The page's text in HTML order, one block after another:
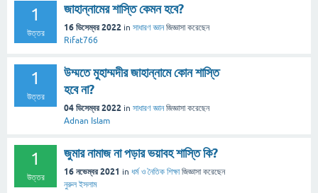
1
উত্তর
জাহান্নামের শাস্তি কেমন হবে?
16 ডিসেম্বর 2022 in সাধারণ জ্ঞান জিজ্ঞাসা করেছেন
Rifat766
1
উত্তর
উম্মতে মুহাম্মদীর জাহান্নামে কোন শাস্তি
হবে না?
04 ডিসেম্বর 2022 in সাধারণ জ্ঞান জিজ্ঞাসা করেছেন
Adnan Islam
1
উত্তর
জুমার নামাজ না পড়ার ভয়াবহ শাস্তি কি?
16 নভেম্বর 2021 in ধর্ম ও নৈতিক শিক্ষা জিজ্ঞাসা করেছেন
নুরুল ইসলাম